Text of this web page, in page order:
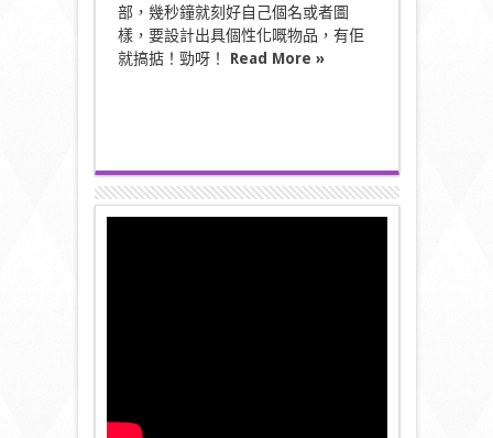
部，幾秒鐘就刻好自己個名或者圖
樣，要設計出具個性化嘅物品，有佢
就搞掂！勁呀！ Read More »